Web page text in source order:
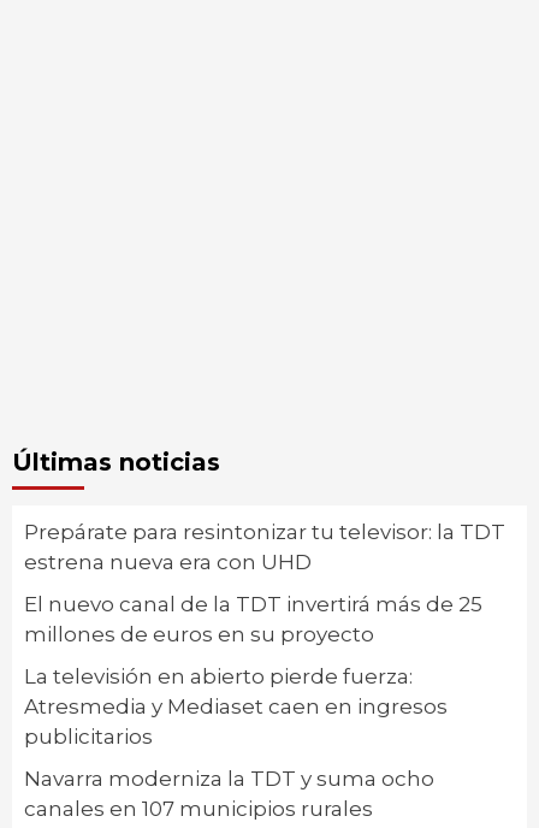
Últimas noticias
Prepárate para resintonizar tu televisor: la TDT
estrena nueva era con UHD
El nuevo canal de la TDT invertirá más de 25
millones de euros en su proyecto
La televisión en abierto pierde fuerza:
Atresmedia y Mediaset caen en ingresos
publicitarios
Navarra moderniza la TDT y suma ocho
canales en 107 municipios rurales